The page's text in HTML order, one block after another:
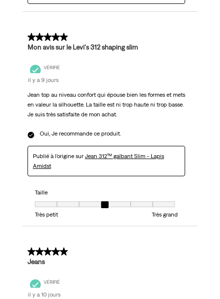
5 sur 5 étoiles.
Mon avis sur le Levi's 312 shaping slim
VÉRIFIÉ
il y a 9 jours
Jean top au niveau confort qui épouse bien les formes et mets
en valeur la silhouette. La taille est ni trop haute ni trop basse.
Je suis très satisfaite de mon achat.
Oui, Je recommande ce produit.
Publié à l'origine sur Jean 312™ galbant Slim - Lapis
Amidst
Taille
Taille, 4 sur 7, où 1 est égal à Très petit et 7 est égal à Très grand
Très petit
Très grand
5 sur 5 étoiles.
Jeans
VÉRIFIÉ
il y a 10 jours